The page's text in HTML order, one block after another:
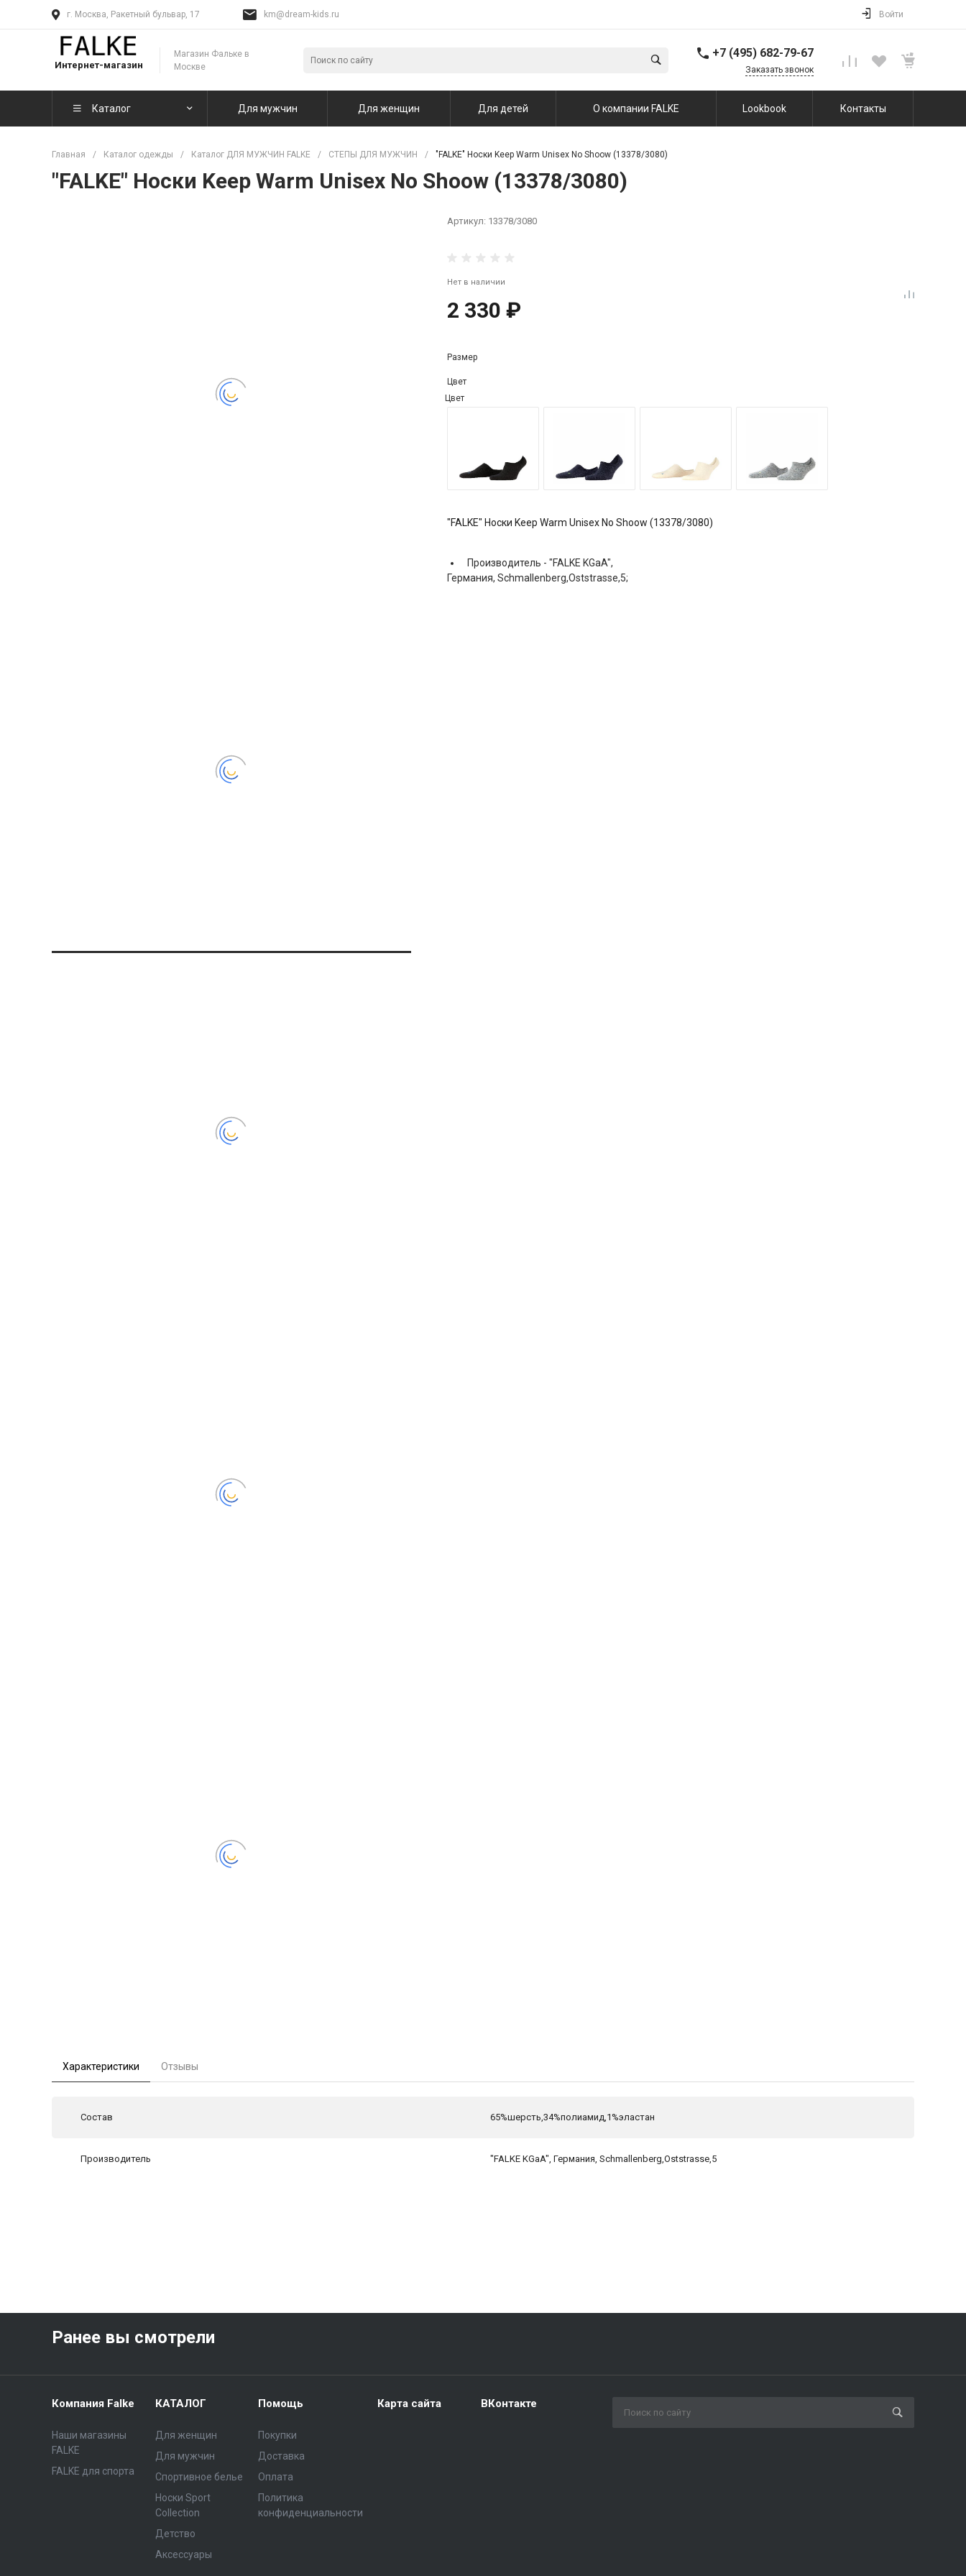
г. Москва, Ракетный бульвар, 17 km@dream-kids.ru Войти
Интернет-магазин
Магазин Фальке в
Москве
+7 (495) 682-79-67
Заказать звонок
Каталог Для мужчин Для женщин Для детей О компании FALKE Lookbook Контакты
Главная / Каталог одежды / Каталог ДЛЯ МУЖЧИН FALKE / СТЕПЫ ДЛЯ МУЖЧИН / "FALKE" Носки Keep Warm Unisex No Shoow (13378/3080)
"FALKE" Носки Keep Warm Unisex No Shoow (13378/3080)
Артикул: 13378/3080
Нет в наличии
2 330 ₽
Размер
Цвет
Цвет
"FALKE" Носки Keep Warm Unisex No Shoow (13378/3080)
Производитель - "FALKE KGaA",
Германия, Schmallenberg,Oststrasse,5;
Характеристики Отзывы
Состав 65%шерсть,34%полиамид,1%эластан
Производитель "FALKE KGaA", Германия, Schmallenberg,Oststrasse,5
Ранее вы смотрели
Компания Falke
Наши магазины
FALKE
FALKE для спорта
КАТАЛОГ
Для женщин
Для мужчин
Спортивное белье
Носки Sport
Collection
Детство
Аксессуары
Помощь
Покупки
Доставка
Оплата
Политика
конфиденциальности
Карта сайта ВКонтакте